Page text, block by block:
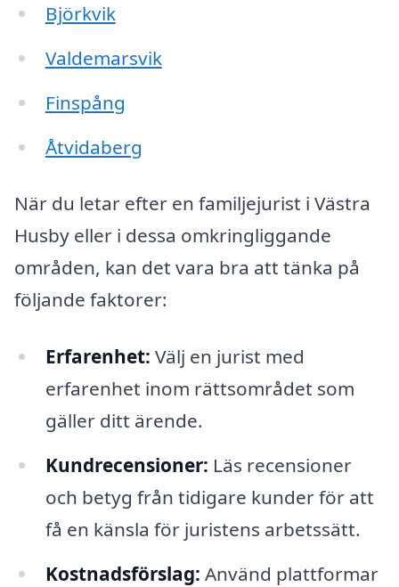
Björkvik
Valdemarsvik
Finspång
Åtvidaberg
När du letar efter en familjejurist i Västra
Husby eller i dessa omkringliggande
områden, kan det vara bra att tänka på
följande faktorer:
Erfarenhet: Välj en jurist med
erfarenhet inom rättsområdet som
gäller ditt ärende.
Kundrecensioner: Läs recensioner
och betyg från tidigare kunder för att
få en känsla för juristens arbetssätt.
Kostnadsförslag: Använd plattformar